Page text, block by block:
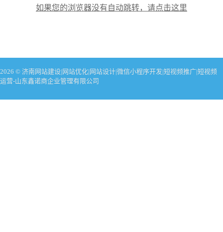
如果您的浏览器没有自动跳转，请点击这里
2026 © 济南网站建设|网站优化|网站设计|微信小程序开发|短视频推广|短视频
运营-山东鑫诺商企业管理有限公司